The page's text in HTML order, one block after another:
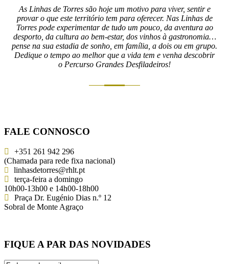
As Linhas de Torres são hoje um motivo para viver, sentir e
provar o que este território tem para oferecer. Nas Linhas de
Torres pode experimentar de tudo um pouco, da aventura ao
desporto, da cultura ao bem-estar, dos vinhos à gastronomia…
pense na sua estadia de sonho, em família, a dois ou em grupo.
Dedique o tempo ao melhor que a vida tem e venha descobrir
o Percurso Grandes Desfiladeiros!
FALE CONNOSCO
+351 261 942 296
(Chamada para rede fixa nacional)
linhasdetorres@rhlt.pt
terça-feira a domingo
10h00-13h00 e 14h00-18h00
Praça Dr. Eugénio Dias n.º 12
Sobral de Monte Agraço
FIQUE A PAR DAS NOVIDADES